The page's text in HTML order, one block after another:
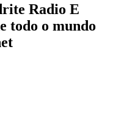
Radio E
todo o mundo